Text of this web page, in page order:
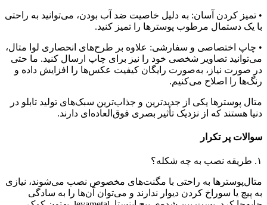
• تمیز کردن آسان: به دلیل خاصیت ضد آب بودن، می‌توانید به‌ راحتی
با یک دستمال مرطوب پوسترها را تمیز کنید.
• چاپ اختصاصی و سفارشی: علاوه بر طرح‌های انحصاری لوا متال،
می‌توانید تصاویر شخصی خود را نیز برای چاپ ارسال کنید. ما حتی
در صورت نیاز، به‌صورت رایگان کیفیت عکس‌ها را افزایش داده و
رنگ‌ها را اصلاح می‌کنیم.
متال پوسترها یکی از جدیدترین و جذاب‌ترین سبک‌های تولید تابلو در
دنیا هستند که از نزدیک تأثیر بصری فوق‌العاده‌ای دارند.
سوالات پر تکرار
۱. طریقه نصب به چه شکله؟
متال‌پوسترها به‌ راحتی با مگنت‌های مخصوص نصب می‌شوند، نیازی
به پیچ یا سوراخ کردن دیوار ندارند و می‌توان آن‌ها را به‌ سادگی